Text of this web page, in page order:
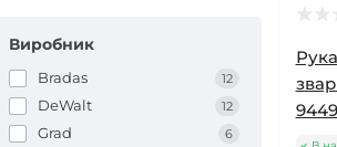
Виробник
Bradas 12
DeWalt 12
Grad 6